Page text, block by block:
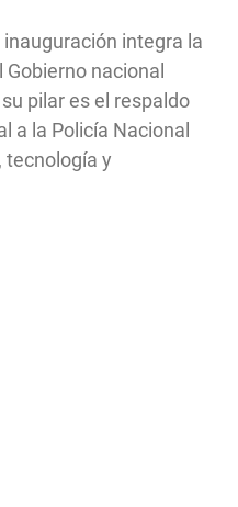
integra la
nacional
pilar es el respaldo
a la Policía Nacional
tecnología y